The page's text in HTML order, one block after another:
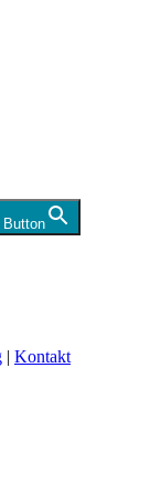
Button
| Kontakt